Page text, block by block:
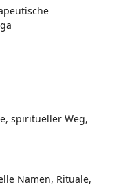
spiritueller Weg,
Namen, Rituale,